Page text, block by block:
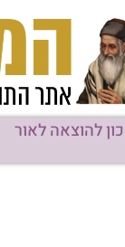
להוצאה לאור